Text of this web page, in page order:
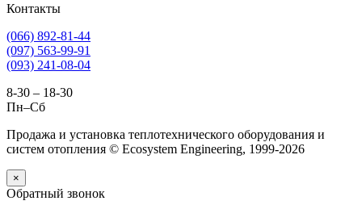
Контакты
(066) 892-81-44
(097) 563-99-91
(093) 241-08-04
8-30 – 18-30
Пн–Сб
Продажа и установка теплотехнического оборудования и
систем отопления © Ecosystem Engineering, 1999-2026
×
Обратный звонок